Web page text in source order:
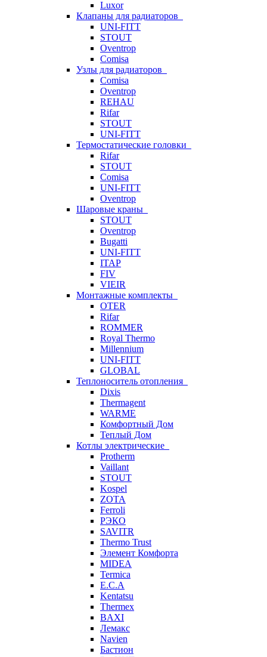
Luxor
Клапаны для радиаторов
UNI-FITT
STOUT
Oventrop
Comisa
Узлы для радиаторов
Comisa
Oventrop
REHAU
Rifar
STOUT
UNI-FITT
Термостатические головки
Rifar
STOUT
Comisa
UNI-FITT
Oventrop
Шаровые краны
STOUT
Oventrop
Bugatti
UNI-FITT
ITAP
FIV
VIEIR
Монтажные комплекты
OTER
Rifar
ROMMER
Royal Thermo
Millennium
UNI-FITT
GLOBAL
Теплоноситель отопления
Dixis
Thermagent
WARME
Комфортный Дом
Теплый Дом
Котлы электрические
Protherm
Vaillant
STOUT
Kospel
ZOTA
Ferroli
РЭКО
SAVITR
Thermo Trust
Элемент Комфорта
MIDEA
Termica
E.C.A
Kentatsu
Thermex
BAXI
Лемакс
Navien
Бастион